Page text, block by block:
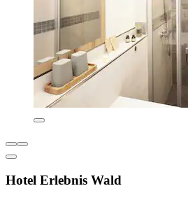
Hotel Erlebnis Wald